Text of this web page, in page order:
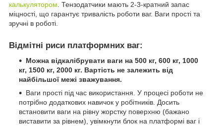
калькулятором. Тензодатчики мають 2-3-кратний запас
міцності, що гарантує тривалість роботи ваг. Ваги прості та
зручні в роботі.
Відмітні риси платформних ваг:
Можна відкалібрувати ваги на 500 кг, 600 кг, 1000
кг, 1500 кг, 2000 кг. Вартість не залежить від
найбільшої межі зважування.
Ваги прості під час використання. У процесі роботи не
потрібно додаткових навичок у робітників. Досить
встановити ваги на рівну жорстку поверхню (бажано
виставити за рівнем), увімкнути блок на платформі ваг і